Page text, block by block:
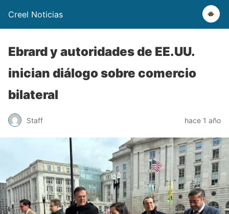
Creel Noticias
Ebrard y autoridades de EE.UU.
inician diálogo sobre comercio
bilateral
Staff hace 1 año